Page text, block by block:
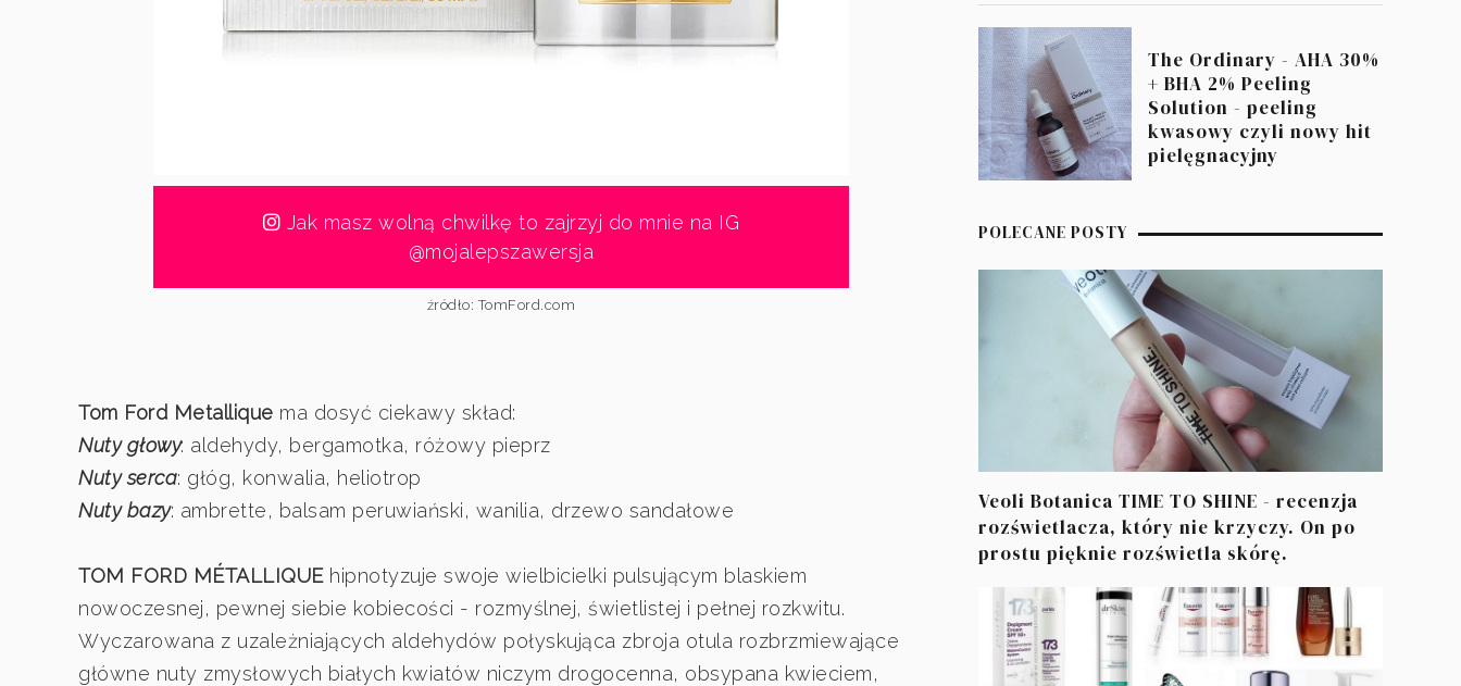
Jak masz wolną chwilkę to zajrzyj do mnie na IG
@mojalepszawersja
źródło: TomFord.com
Tom Ford Metallique ma dosyć ciekawy skład:
Nuty głowy: aldehydy, bergamotka, różowy pieprz
Nuty serca: głóg, konwalia, heliotrop
Nuty bazy: ambrette, balsam peruwiański, wanilia, drzewo sandałowe
TOM FORD MÉTALLIQUEhipnotyzuje swoje wielbicielki pulsującym blaskiem
nowoczesnej, pewnej siebie kobiecości - rozmyślnej, świetlistej i pełnej rozkwitu.
Wyczarowana z uzależniających aldehydów połyskująca zbroja otula rozbrzmiewające
główne nuty zmysłowych białych kwiatów niczym drogocenna, obsypana kwieciem,
The Ordinary - AHA 30%
+ BHA 2% Peeling
Solution - peeling
kwasowy czyli nowy hit
pielęgnacyjny
POLECANE POSTY
Veoli Botanica TIME TO SHINE - recenzja
rozświetlacza, który nie krzyczy. On po
prostu pięknie rozświetla skórę.